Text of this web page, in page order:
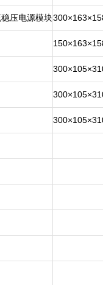
压电源模块